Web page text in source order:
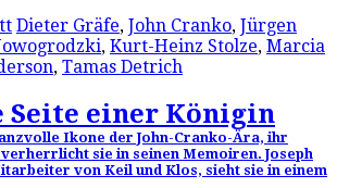
Dieter Gräfe, John Cranko, Jürgen
, Kurt-Heinz Stolze, Marcia
, Tamas Detrich
Seite einer Königin
Ikone der John-Cranko-Ära, ihr
sie in seinen Memoiren. Joseph
von Keil und Klos, sieht sie in einem